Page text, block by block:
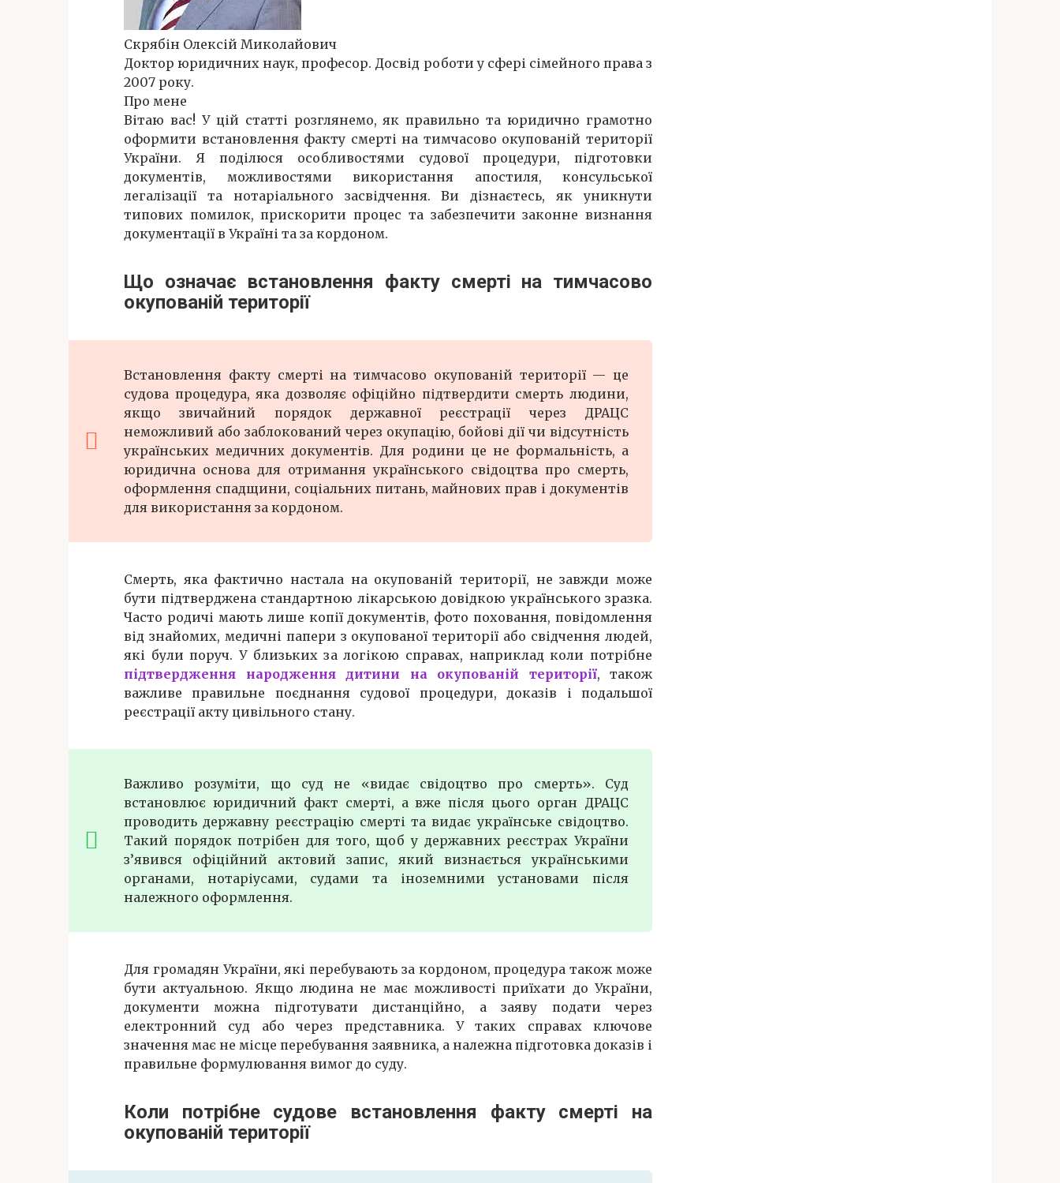
Скрябін Олексій Миколайович
Доктор юридичних наук, професор. Досвід роботи у сфері сімейного права з
2007 року.
Про мене
Вітаю вас! У цій статті розглянемо, як правильно та юридично грамотно
оформити встановлення факту смерті на тимчасово окупованій території
України. Я поділюся особливостями судової процедури, підготовки
документів, можливостями використання апостиля, консульської
легалізації та нотаріального засвідчення. Ви дізнаєтесь, як уникнути
типових помилок, прискорити процес та забезпечити законне визнання
документації в Україні та за кордоном.
Що означає встановлення факту смерті на тимчасово
окупованій території
Встановлення факту смерті на тимчасово окупованій території — це
судова процедура, яка дозволяє офіційно підтвердити смерть людини,
якщо звичайний порядок державної реєстрації через ДРАЦС
неможливий або заблокований через окупацію, бойові дії чи відсутність
українських медичних документів. Для родини це не формальність, а
юридична основа для отримання українського свідоцтва про смерть,
оформлення спадщини, соціальних питань, майнових прав і документів
для використання за кордоном.
Смерть, яка фактично настала на окупованій території, не завжди може
бути підтверджена стандартною лікарською довідкою українського зразка.
Часто родичі мають лише копії документів, фото поховання, повідомлення
від знайомих, медичні папери з окупованої території або свідчення людей,
які були поруч. У близьких за логікою справах, наприклад коли потрібне
підтвердження народження дитини на окупованій території, також
важливе правильне поєднання судової процедури, доказів і подальшої
реєстрації акту цивільного стану.
Важливо розуміти, що суд не «видає свідоцтво про смерть». Суд
встановлює юридичний факт смерті, а вже після цього орган ДРАЦС
проводить державну реєстрацію смерті та видає українське свідоцтво.
Такий порядок потрібен для того, щоб у державних реєстрах України
з’явився офіційний актовий запис, який визнається українськими
органами, нотаріусами, судами та іноземними установами після
належного оформлення.
Для громадян України, які перебувають за кордоном, процедура також може
бути актуальною. Якщо людина не має можливості приїхати до України,
документи можна підготувати дистанційно, а заяву подати через
електронний суд або через представника. У таких справах ключове
значення має не місце перебування заявника, а належна підготовка доказів і
правильне формулювання вимог до суду.
Коли потрібне судове встановлення факту смерті на
окупованій території